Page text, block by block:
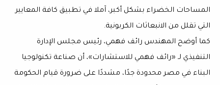
المساحات الخضراء بشكل أكبر، آملا في تطبيق كافة المعايير
التي تقلل من الانبعاثات الكربونية.
كما أوضح المهندس رائف فهمي، رئيس مجلس الإدارة
التنفيذي لـ «رائف فهمي للاستشارات»، أن صناعة تكنولوجيا
البناء في مصر محدودة جدًا، مشددًا على ضرورة قيام الحكومة